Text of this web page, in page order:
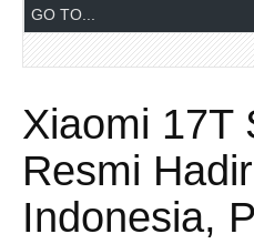
Xiaomi 17T
Resmi
Indonesia,